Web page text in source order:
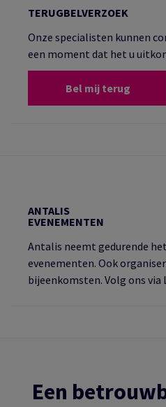
TERUGBELVERZOEK
Onze specialisten kunnen
een moment dat het u
Bel mij terug
ANTALIS
EVENEMENTEN
Antalis neemt gedurende
evenementen. Ook
bijeenkomsten. Volg ons via
Een